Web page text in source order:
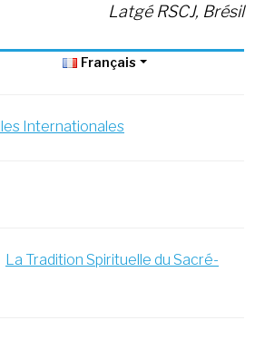
Latgé RSCJ, Brésil
Français
Internationales
La Tradition Spirituelle du Sacré-